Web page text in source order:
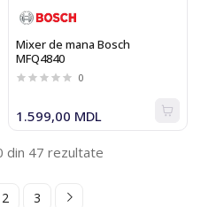
Mixer de mana Bosch
MFQ4840
0
1.599,00 MDL
din 47 rezultate
2 3